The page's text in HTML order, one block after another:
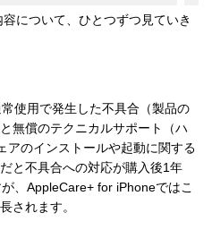
について、ひとつずつ見ていき
使用で発生した不具合（製品の
無償のテクニカルサポート（ハ
アのインストールや起動に関する
と不具合への対応が購入後1年
、AppleCare+ for iPhoneではこ
されます。